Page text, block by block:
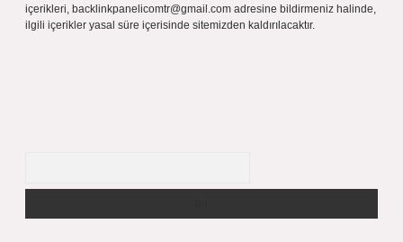
içerikleri, backlinkpanelicomtr@gmail.com adresine bildirmeniz halinde,
ilgili içerikler yasal süre içerisinde sitemizden kaldırılacaktır.